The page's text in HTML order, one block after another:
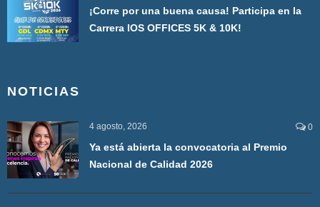
¡Corre por una buena causa! Participa en la
Carrera IOS OFFICES 5K & 10K!
NOTICIAS
4 agosto, 2026 0
Ya está abierta la convocatoria al Premio
Nacional de Calidad 2026